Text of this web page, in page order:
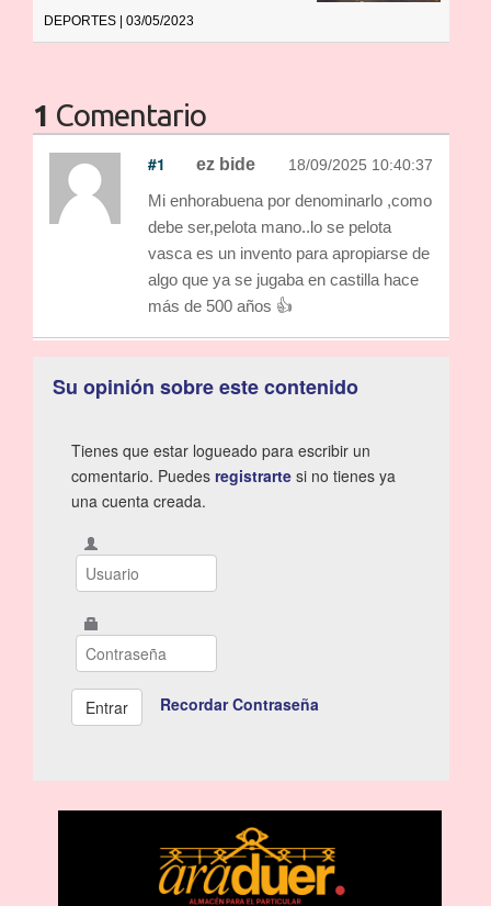
DEPORTES | 03/05/2023
1 Comentario
#1 ez bide 18/09/2025 10:40:37
Mi enhorabuena por denominarlo ,como
debe ser,pelota mano..lo se pelota
vasca es un invento para apropiarse de
algo que ya se jugaba en castilla hace
más de 500 años 👍
Su opinión sobre este contenido
Tienes que estar logueado para escribir un
comentario. Puedes registrarte si no tienes ya
una cuenta creada.
Recordar Contraseña